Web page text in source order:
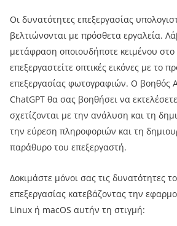
Οι δυνατότητες επεξεργασίας
βελτιώνονται με πρόσθετα εργαλεία.
μετάφραση οποιουδήποτε κειμένου στο
επεξεργαστείτε οπτικές εικόνες με το
επεξεργασίας φωτογραφιών. Ο βοηθός
ChatGPT θα σας βοηθήσει να
σχετίζονται με την ανάλυση και τη
την εύρεση πληροφοριών και τη
παράθυρο του επεξεργαστή.
Δοκιμάστε μόνοι σας τις δυνατότητες
επεξεργασίας κατεβάζοντας την
Linux ή macOS αυτήν τη στιγμή: